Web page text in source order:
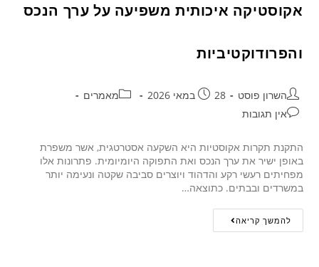
אקוסטיקה איכותית משפיעה על ערך הנכס
והפרודוקטיביות
השרון פוסט 28 במאי 2026
מאמרים
אין תגובות
התקנת תקרות אקוסטיות היא השקעה אסטרטגית, אשר משפרת
באופן ישיר את ערך הנכס ואת התפוקה היומיומית. פתרונות אלו
מפחיתים רעשי רקע והדהוד ויוצרים סביבה שקטה ונעימה יותר
במשרדים ובבתים. כתוצאה…
להמשך קריאה